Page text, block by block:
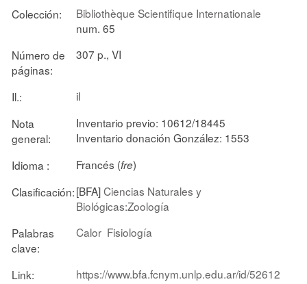
Colección:
Bibliothèque Scientifique Internationale
num. 65
Número de
páginas:
307 p., VI
Il.:
il
Nota
general:
Inventario previo: 10612/18445
Inventario donación González: 1553
Idioma :
Francés (fre)
Clasificación:[BFA]Ciencias Naturales y
Biológicas:Zoología
Palabras
clave:
Calor Fisiología
Link: https://www.bfa.fcnym.unlp.edu.ar/id/52612